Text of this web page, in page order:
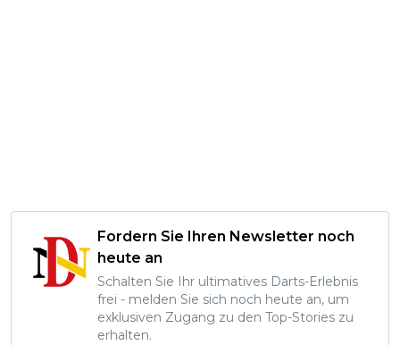
Fordern Sie Ihren Newsletter noch
heute an
Schalten Sie Ihr ultimatives Darts-Erlebnis
frei - melden Sie sich noch heute an, um
exklusiven Zugang zu den Top-Stories zu
erhalten.